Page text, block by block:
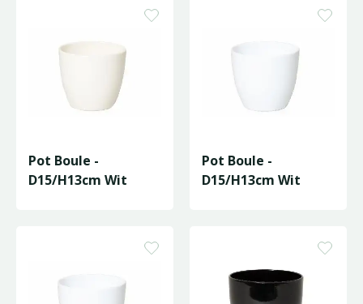
Pot Boule -
D15/H13cm Wit
Pot Boule -
D15/H13cm Wit